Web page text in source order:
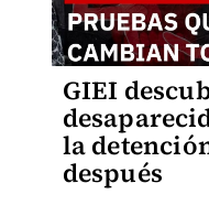
GIEI
la
después